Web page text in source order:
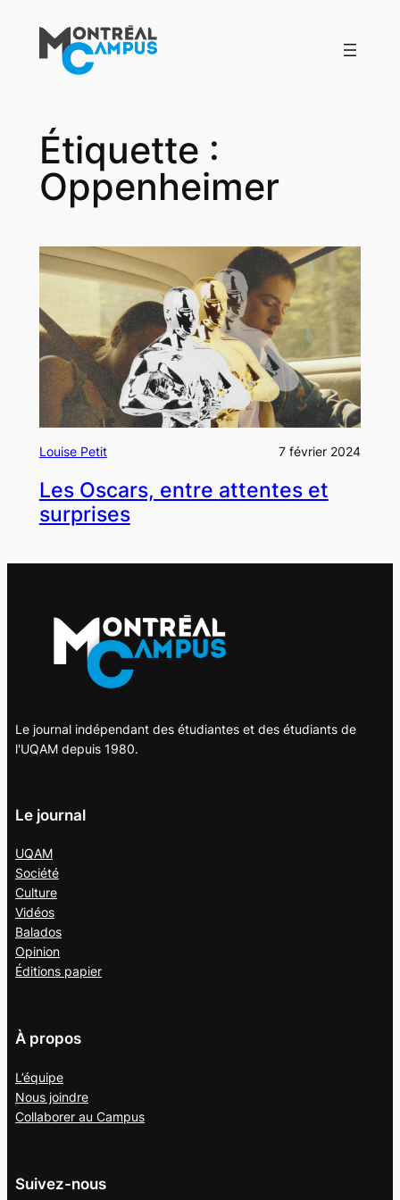
contenu
Étiquette :
Oppenheimer
Louise Petit 7 février 2024
Les Oscars, entre attentes et
surprises
Le journal indépendant des étudiantes et des étudiants de
l'UQAM depuis 1980.
Le journal
UQAM
Société
Culture
Vidéos
Balados
Opinion
Éditions papier
À propos
L’équipe
Nous joindre
Collaborer au Campus
Suivez-nous